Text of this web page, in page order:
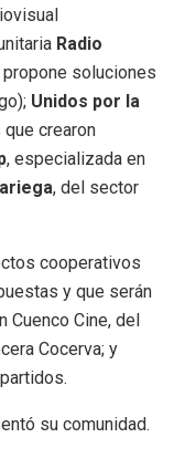
Radio
propone soluciones
Unidos por la
crearon
, especializada en
, del sector
cooperativos
y que serán
Cuenco Cine, del
Cocerva; y
su comunidad.